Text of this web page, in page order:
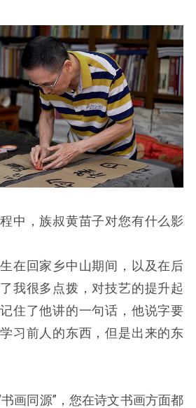
中，族叔黄苗子对您有什么影
在回家乡中山期间，以及在后
我很多点拨，对技艺的提升起
住了他讲的一句话，他说字要
习前人的东西，但是出来的东
书画同源”，您在诗文书画方面都